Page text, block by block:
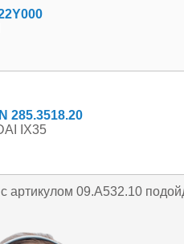
285.3518.20
IX35
артикулом 09.A532.10